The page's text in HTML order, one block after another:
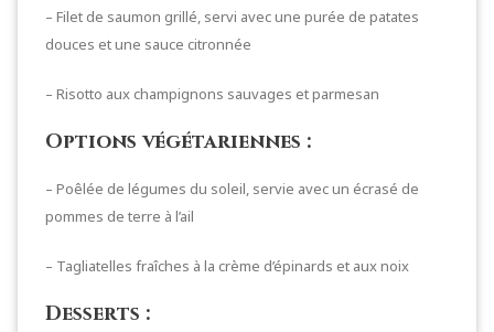
– Filet de saumon grillé, servi avec une purée de patates
douces et une sauce citronnée
– Risotto aux champignons sauvages et parmesan
Options végétariennes :
– Poêlée de légumes du soleil, servie avec un écrasé de
pommes de terre à l’ail
– Tagliatelles fraîches à la crème d’épinards et aux noix
Desserts :